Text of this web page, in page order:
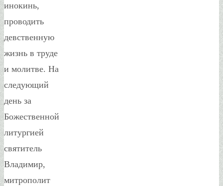
инокинь,
проводить
девственную
жизнь в труде
и молитве. На
следующий
день за
Божественной
литургией
святитель
Владимир,
митрополит